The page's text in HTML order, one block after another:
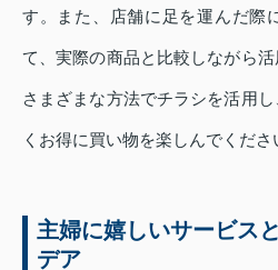
す。また、店舗に足を運んだ際
て、実際の商品と比較しながら活
さまざまな方法でチラシを活用
くお得に買い物を楽しんでくださ
主婦に嬉しいサービス
デア